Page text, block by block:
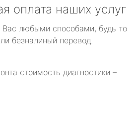
оплата наших услуг
любыми способами, будь то
безналиный перевод.
стоимость диагностики –